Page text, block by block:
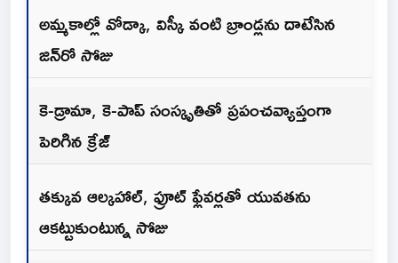
అమ్మకాల్లో వోడ్కా, విస్కీ వంటి బ్రాండ్లను దాటేసిన
జిన్‌రో సోజు
కె-డ్రామా, కె-పాప్ సంస్కృతితో ప్రపంచవ్యాప్తంగా
పెరిగిన క్రేజ్
తక్కువ ఆల్కహాల్, ఫ్రూట్ ఫ్లేవర్లతో యువతను
ఆకట్టుకుంటున్న సోజు